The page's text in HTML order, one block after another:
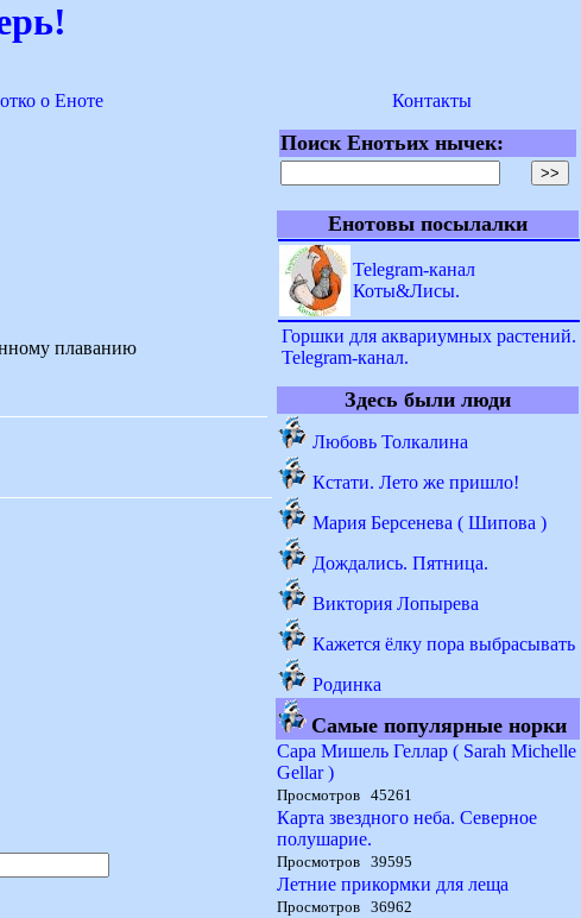
о Еноте Контакты
плаванию
Поиск Енотьих нычек:
Енотовы посылалки
Telegram-канал
Коты&Лисы.
Горшки для аквариумных растений.
Telegram-канал.
Здесь были люди
Любовь Толкалина
Кстати. Лето же пришло!
Мария Берсенева ( Шипова )
Дождались. Пятница.
Виктория Лопырева
Кажется ёлку пора выбрасывать
Родинка
Самые популярные норки
Сара Мишель Геллар ( Sarah Michelle
Gellar )
Просмотров 45261
Карта звездного неба. Северное
полушарие.
Просмотров 39595
Летние прикормки для леща
Просмотров 36962